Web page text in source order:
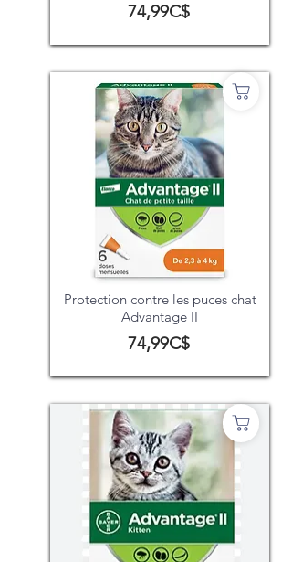
74,99C$
Protection contre les puces chat
Advantage II
74,99C$